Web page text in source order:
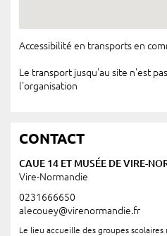
Accessibilité en transports en
Le transport jusqu'au site n'est
l'organisation
CONTACT
CAUE 14 ET MUSÉE DE VIRE-
Vire-Normandie
0231666650
alecouey@virenormandie.fr
Le lieu accueille des groupes